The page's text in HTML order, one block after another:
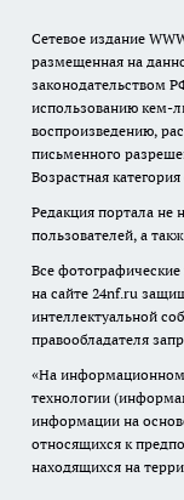
Сетевое издание
размещенная на
законодательством
использованию кем-
воспроизведению,
письменного
Возрастная категория
Редакция портала не
пользователей, а
Все
на сайте 24nf.ru
интеллектуальной
правообладателя
«На информационном
технологии
информации на
относящихся к
находящихся на